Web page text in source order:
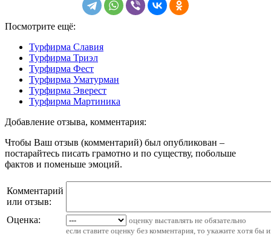
Посмотрите ещё:
Турфирма Славия
Турфирма Триэл
Турфирма Фест
Турфирма Уматурман
Турфирма Эверест
Турфирма Мартиника
Добавление отзыва, комментария:
Чтобы Ваш отзыв (комментарий) был опубликован –
постарайтесь писать грамотно и по существу, побольше
фактов и поменьше эмоций.
Комментарий
или отзыв:
Оценка:
оценку выставлять не обязательно
если ставите оценку без комментария, то укажите хотя бы